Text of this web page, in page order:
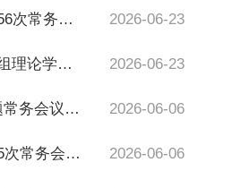
6月23日区政府第56次常务会议召开 2026-06-23
6月23日区政府党组理论学习中心组学习会召开 2026-06-23
6月6日区政府专题常务会议召开 2026-06-06
6月6日区政府第55次常务会议召开 2026-06-06